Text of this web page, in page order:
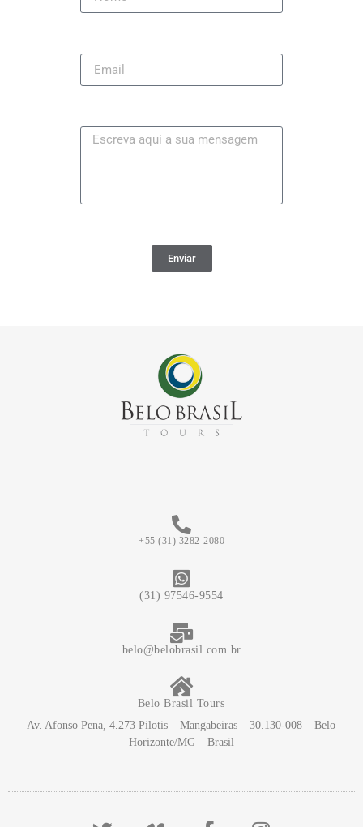
Enviar
+55 (31) 3282-2080
(31) 97546-9554
belo@belobrasil.com.br
Belo Brasil Tours
Av. Afonso Pena, 4.273 Pilotis – Mangabeiras – 30.130-008 – Belo
Horizonte/MG – Brasil